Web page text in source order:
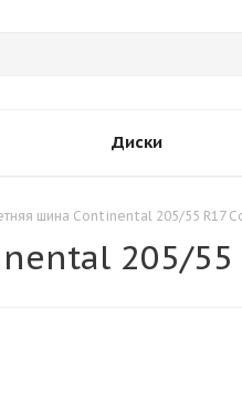
Диски
шина Continental 205/55 R17
205/55